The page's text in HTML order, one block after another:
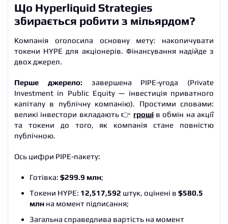
Що Hyperliquid Strategies
збирається робити з мільярдом?
Компанія оголосила основну мету: накопичувати
токени HYPE для акціонерів. Фінансування надійде з
двох джерел.
Перше джерело:завершена PIPE-угода (Private
Investment in Public Equity — інвестиція приватного
капіталу в публічну компанію). Простими словами:
великі інвестори вкладають 👉 грошів обмін на акції
та токени до того, як компанія стане повністю
публічною.
Ось цифри PIPE-пакету:
Готівка: $299.9 млн;
Токени HYPE: 12,517,592 штук, оцінені в $580.5
млн на момент підписання;
Загальна справедлива вартість на момент